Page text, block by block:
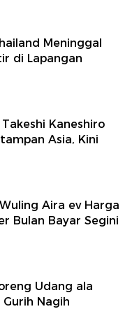
Meninggal
di Lapangan
Kaneshiro
Asia, Kini
Aira ev Harga
Bulan Bayar Segini
Udang ala
Nagih